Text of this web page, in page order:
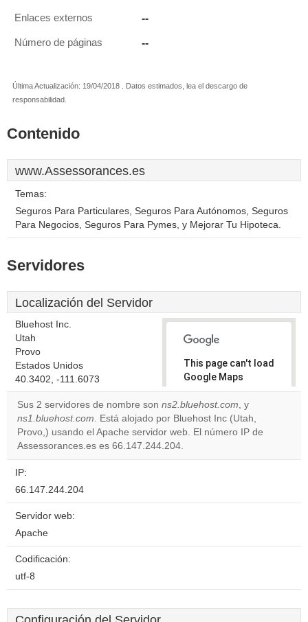
Enlaces externos --
Número de páginas --
Última Actualización: 19/04/2018 . Datos estimados, lea el descargo de
responsabilidad.
Contenido
www.Assessorances.es
Temas:
Seguros Para Particulares, Seguros Para Autónomos, Seguros
Para Negocios, Seguros Para Pymes, y Mejorar Tu Hipoteca.
Servidores
Localización del Servidor
Bluehost Inc.
Utah
Provo
Estados Unidos
40.3402, -111.6073
This page can't load
Google Maps
correctly.
Do you
own this
OK
Sus 2 servidores de nombre son ns2.bluehost.com, y
ns1.bluehost.com. Está alojado por Bluehost Inc (Utah,
Provo,) usando el Apache servidor web. El número IP de
Assessorances.es es 66.147.244.204.
IP:
66.147.244.204
Servidor web:
Apache
Codificación:
utf-8